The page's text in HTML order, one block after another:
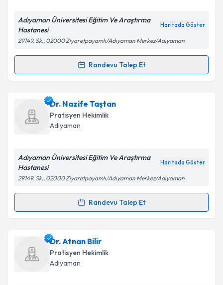
Kişisel verilerimin işlenmesine ilişkinAydınlatma
'ni okudum ve kişisel verilerimin belirtilen
kapsamda işlenmesini kabul ediyorum.
Takvim Talebini Gönder
Adıyaman Üniversitesi Eğitim Ve Araştırma
Hastanesi
Haritada Göster
29149. Sk., 02000 Ziyaretpayamlı/Adıyaman Merkez/Adıyaman
Randevu Talep Et
Randevu Takvimi Talebi
Dr. Ömer Burak Küçükebe
talebi oluşturun. Size bu uzmandan randevu almanız
için bir takvim hazırlandığında e-posta ile
bilgilendireceğiz.
E-posta Adresiniz
Kişisel verilerimin işlenmesine ilişkin
Metni'ni okudum ve kişisel verilerimin belirtilen
Takvim Talebini Gönder
Dr. Nazife Taştan
Pratisyen Hekimlik
Adıyaman
Adıyaman Üniversitesi Eğitim Ve Araştırma
Hastanesi
Haritada Göster
29149. Sk., 02000 Ziyaretpayamlı/Adıyaman Merkez/Adıyaman
Randevu Talep Et
Randevu Takvimi Talebi
Dr. Nazife Taştaniçin randevu takvimi talebi
oluşturun. Size bu uzmandan randevu almanız için bir
takvim hazırlandığında e-posta ile bilgilendireceğiz.
Dr. Atnan Bilir
Pratisyen Hekimlik
Adıyaman